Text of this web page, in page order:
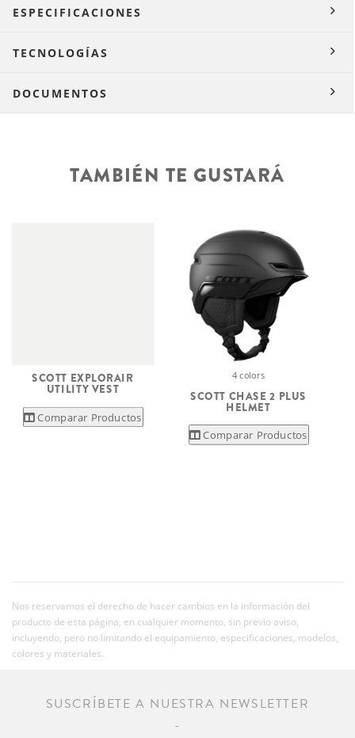
ESPECIFICACIONES
TECNOLOGÍAS
DOCUMENTOS
TAMBIÉN TE GUSTARÁ
SCOTT EXPLORAIR
UTILITY VEST
Comparar Productos
4 colors
SCOTT CHASE 2 PLUS
HELMET
Comparar Productos
Nos reservamos el derecho de hacer cambios en la información del
producto de esta página, en cualquier momento, sin previo aviso,
incluyendo, pero no limitando el equipamiento, especificaciones, modelos,
colores y materiales.
SUSCRÍBETE A NUESTRA NEWSLETTER